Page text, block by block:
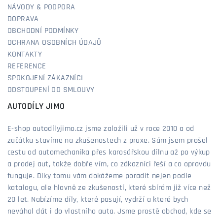
NÁVODY & PODPORA
DOPRAVA
OBCHODNÍ PODMÍNKY
OCHRANA OSOBNÍCH ÚDAJŮ
KONTAKTY
REFERENCE
SPOKOJENÍ ZÁKAZNÍCI
ODSTOUPENÍ OD SMLOUVY
AUTODÍLY JIMO
E-shop autodílyjimo.cz jsme založili už v roce 2010 a od
začátku stavíme na zkušenostech z praxe. Sám jsem prošel
cestu od automechanika přes karosářskou dílnu až po výkup
a prodej aut, takže dobře vím, co zákazníci řeší a co opravdu
funguje. Díky tomu vám dokážeme poradit nejen podle
katalogu, ale hlavně ze zkušeností, které sbírám již více než
20 let. Nabízíme díly, které pasují, vydrží a které bych
neváhal dát i do vlastního auta. Jsme prostě obchod, kde se